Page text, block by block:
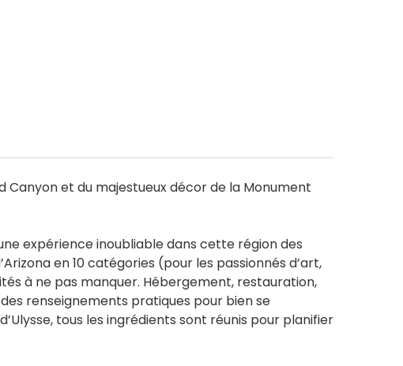
Canyon et du majestueux décor de la Monument
expérience inoubliable dans cette région des
en 10 catégories (pour les passionnés d’art,
à ne pas manquer. Hébergement, restauration,
renseignements pratiques pour bien se
tous les ingrédients sont réunis pour planifier